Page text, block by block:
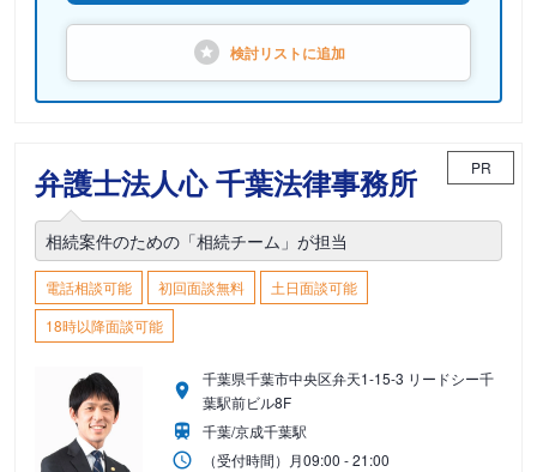
検討リストに追加
弁護士法人心 千葉法律事務所 PR
相続案件のための「相続チーム」が担当
電話相談可能 初回面談無料
土日面談可能
18時以降面談可能
千葉県千葉市中央区弁天1-15-3 リードシー千
葉駅前ビル8F
千葉/京成千葉駅
（受付時間） 月09:00 - 21:00